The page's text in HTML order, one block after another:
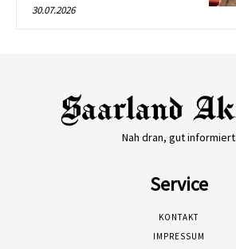
30.07.2026
Nah dran, gut informiert
Service
KONTAKT
IMPRESSUM